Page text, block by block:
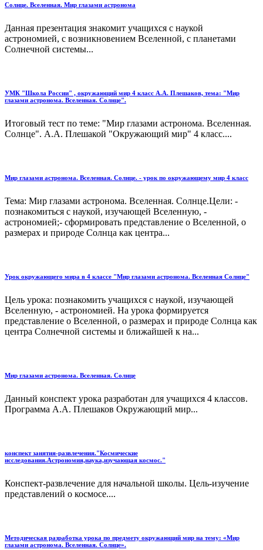
Солнце. Вселенная. Мир глазами астронома
Данная презентация знакомит учащихся с наукой
астрономией, с возникновением Вселенной, с планетами
Солнечной системы...
УМК "Школа России" , окружающий мир 4 класс А.А. Плешаков, тема: "Мир
глазами астронома. Вселенная. Солнце".
Итоговый тест по теме: "Мир глазами астронома. Вселенная.
Солнце". А.А. Плешакой "Окружающий мир" 4 класс....
Мир глазами астронома. Вселенная. Солнце. - урок по окружающему мир 4 класс
Тема: Мир глазами астронома. Вселенная. Солнце.Цели: -
познакомиться с наукой, изучающей Вселенную, -
астрономией;- сформировать представление о Вселенной, о
размерах и природе Солнца как центра...
Урок окружающего мира в 4 классе "Мир глазами астронома. Вселенная Солнце"
Цель урока: познакомить учащихся с наукой, изучающей
Вселенную, - астрономией. На урока формируется
представление о Вселенной, о размерах и природе Солнца как
центра Солнечной системы и ближайшей к на...
Мир глазами астронома. Вселенная. Солнце
Данный конспект урока разработан для учащихся 4 классов.
Программа А.А. Плешаков Окружающий мир...
конспект занятия-развлечения."Космические
исследования.Астрономия,наука,изучающая космос."
Конспект-развлечение для начальной школы. Цель-изучение
представлений о космосе....
Методическая разработка урока по предмету окружающий мир на тему: «Мир
глазами астронома. Вселенная. Солнце».